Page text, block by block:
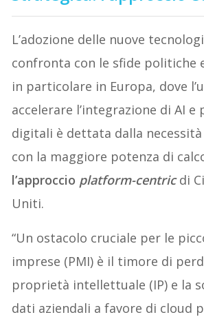
L’adozione delle nuove
confronta con le sfide politiche
in particolare in Europa, dove
accelerare l’integrazione di AI
digitali è dettata dalla
con la maggiore potenza di
l’approccio platform-centricdi
Uniti.
“Un ostacolo cruciale per le
imprese (PMI) è il timore di
proprietà intellettuale (IP) e la
dati aziendali a favore di cloud